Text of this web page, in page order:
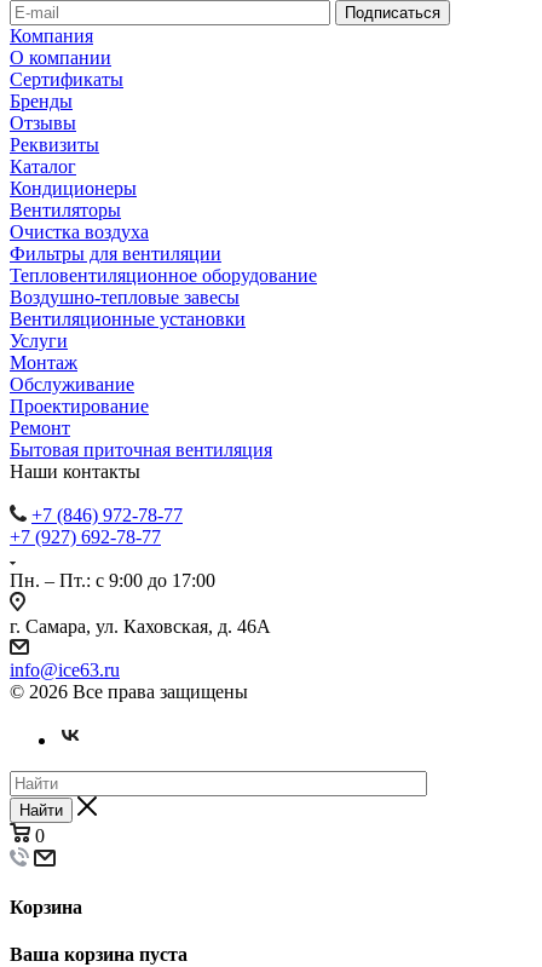
Компания
О компании
Сертификаты
Бренды
Отзывы
Реквизиты
Каталог
Кондиционеры
Вентиляторы
Очистка воздуха
Фильтры для вентиляции
Тепловентиляционное оборудование
Воздушно-тепловые завесы
Вентиляционные установки
Услуги
Монтаж
Обслуживание
Проектирование
Ремонт
Бытовая приточная вентиляция
Наши контакты
+7 (846) 972-78-77
+7 (927) 692-78-77
Пн. – Пт.: с 9:00 до 17:00
г. Самара, ул. Каховская, д. 46А
info@ice63.ru
© 2026 Все права защищены
Найти
0
Корзина
Ваша корзина пуста